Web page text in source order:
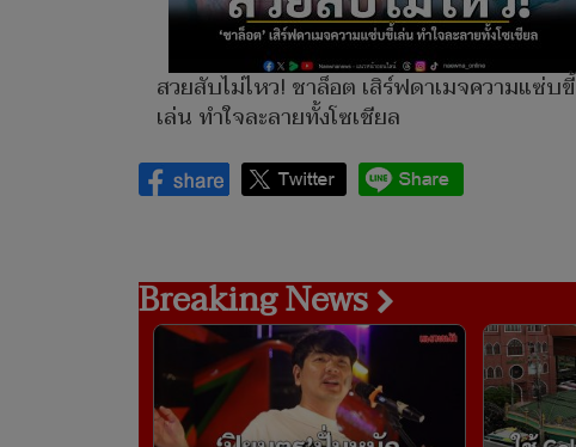
สวยสับไม่ไหว! ชาล็อต เสิร์ฟดาเมจความแซ่บขี้
เล่น ทำใจละลายทั้งโซเชียล
Breaking News